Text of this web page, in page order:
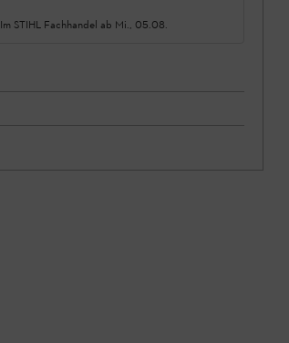
Im STIHL Fachhandel ab Mi., 05.08.